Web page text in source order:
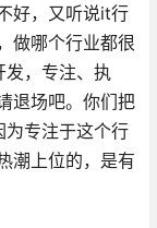
好，又听说it行
做哪个行业都很
，专注、执
退场吧。你们把
专注于这个行
潮上位的，是有